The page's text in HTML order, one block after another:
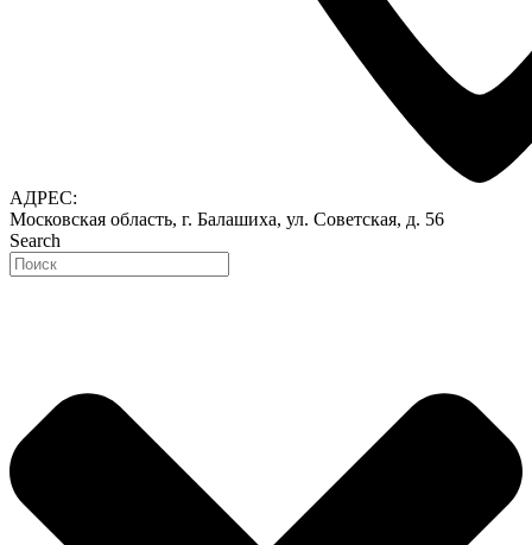
АДРЕС:
Московская область, г. Балашиха, ул. Советская, д. 56
Search